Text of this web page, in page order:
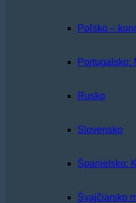
Poľsko –
Portugalsko:
Rusko
Slovensko
Španielsko:
Švajčiarsko